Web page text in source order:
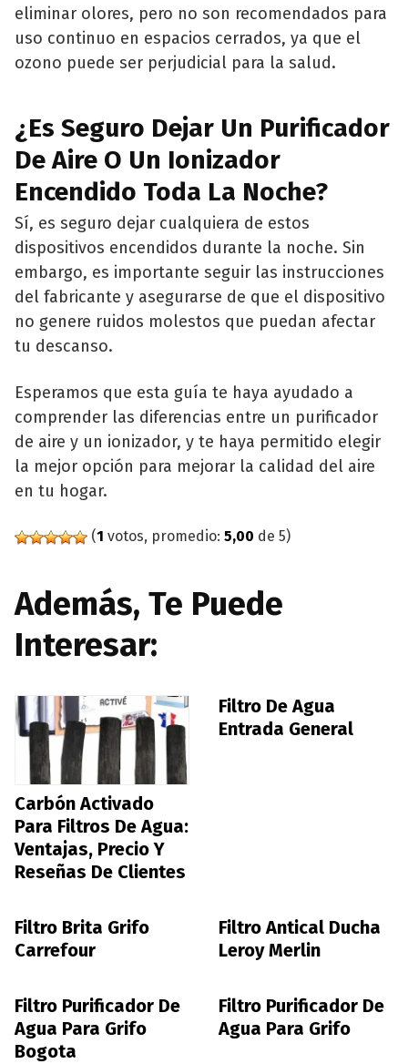
eliminar olores, pero no son recomendados para
uso continuo en espacios cerrados, ya que el
ozono puede ser perjudicial para la salud.
¿Es Seguro Dejar Un Purificador
De Aire O Un Ionizador
Encendido Toda La Noche?
Sí, es seguro dejar cualquiera de estos
dispositivos encendidos durante la noche. Sin
embargo, es importante seguir las instrucciones
del fabricante y asegurarse de que el dispositivo
no genere ruidos molestos que puedan afectar
tu descanso.
Esperamos que esta guía te haya ayudado a
comprender las diferencias entre un purificador
de aire y un ionizador, y te haya permitido elegir
la mejor opción para mejorar la calidad del aire
en tu hogar.
(1 votos, promedio: 5,00 de 5)
Además, Te Puede
Interesar:
Carbón Activado
Para Filtros De Agua:
Ventajas, Precio Y
Reseñas De Clientes
Filtro De Agua
Entrada General
Filtro Brita Grifo
Carrefour
Filtro Antical Ducha
Leroy Merlin
Filtro Purificador De
Agua Para Grifo
Bogota
Filtro Purificador De
Agua Para Grifo